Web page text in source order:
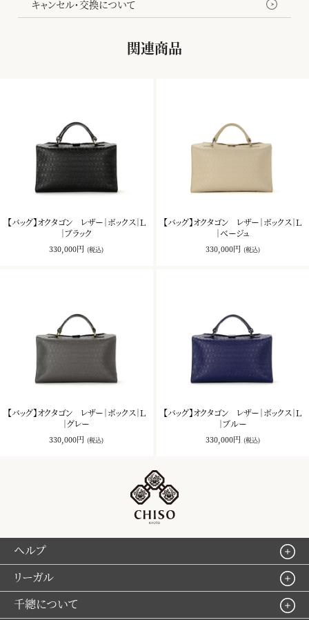
キャンセル・交換について
関連商品
【バッグ】オクタゴン レザー｜ボックス｜Ｌ
｜ブラック
330,000円 (税込)
【バッグ】オクタゴン レザー｜ボックス｜Ｌ
｜ベージュ
330,000円 (税込)
【バッグ】オクタゴン レザー｜ボックス｜Ｌ
｜グレー
330,000円 (税込)
【バッグ】オクタゴン レザー｜ボックス｜Ｌ
｜ブルー
330,000円 (税込)
ヘルプ
リーガル
千總について